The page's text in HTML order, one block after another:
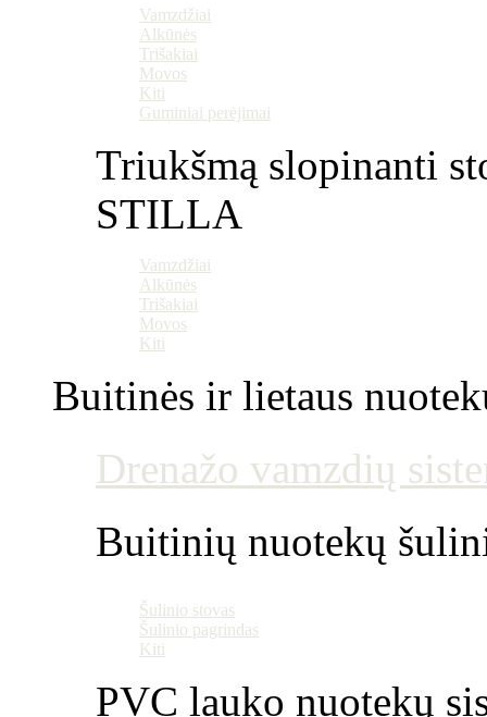
Vamzdžiai
Alkūnės
Trišakiai
Movos
Kiti
Guminiai perėjimai
Triukšmą slopinanti
STILLA
Vamzdžiai
Alkūnės
Trišakiai
Movos
Kiti
Buitinės ir lietaus
Drenažo vamzdių
Buitinių nuotekų
Šulinio stovas
Šulinio pagrindas
Kiti
PVC lauko nuotekų